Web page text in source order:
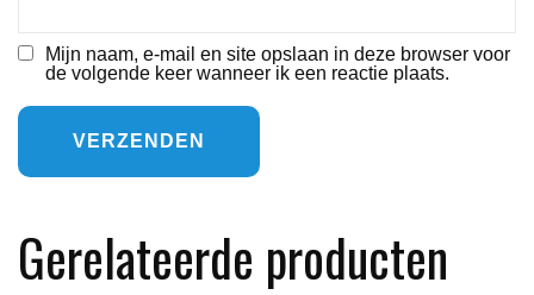
Mijn naam, e-mail en site opslaan in deze browser voor
de volgende keer wanneer ik een reactie plaats.
Gerelateerde producten